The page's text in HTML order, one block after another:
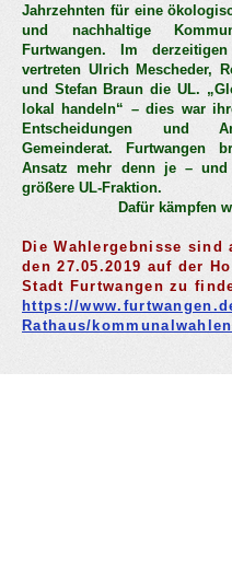
Jahrzehnten für eine
und nachhaltige
Furtwangen. Im derzeitigen
vertreten Ulrich Mescheder,
und Stefan Braun die UL.
lokal handeln“ – dies war
Entscheidungen und
Gemeinderat. Furtwangen
Ansatz mehr denn je – und
größere UL-Fraktion.
Dafür kämpfen
Die Wahlergebnisse sind
den27.05.2019 auf der
Stadt Furtwangen zu
https://
Rathaus/